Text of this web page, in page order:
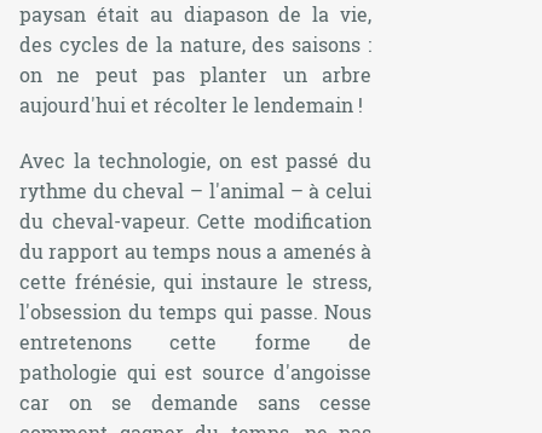
paysan était au diapason de la vie,
des cycles de la nature, des saisons :
on ne peut pas planter un arbre
aujourd'hui et récolter le lendemain !
Avec la technologie, on est passé du
rythme du cheval – l'animal – à celui
du cheval-vapeur. Cette modification
du rapport au temps nous a amenés à
cette frénésie, qui instaure le stress,
l'obsession du temps qui passe. Nous
entretenons cette forme de
pathologie qui est source d'angoisse
car on se demande sans cesse